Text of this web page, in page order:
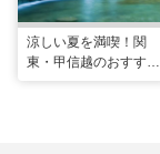
涼しい夏を満喫！関
東・甲信越のおすすめ